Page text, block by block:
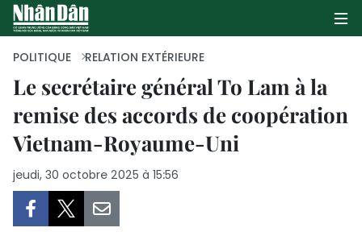
PAGE D'ACCUEIL
POLITIQUE
POLITIQUE RELATION EXTÉRIEURE
Le secrétaire général To Lam à la
remise des accords de coopération
Vietnam-Royaume-Uni
jeudi, 30 octobre 2025 à 15:56